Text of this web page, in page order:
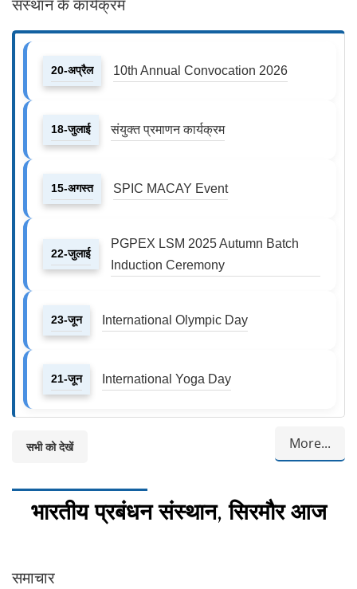
20-अप्रैल 10th Annual Convocation 2026
18-जुलाई संयुक्त प्रमाणन कार्यक्रम
15-अगस्त SPIC MACAY Event
22-जुलाई
PGPEX LSM 2025 Autumn Batch
Induction Ceremony
23-जून International Olympic Day
21-जून International Yoga Day
More...
सभी को देखें
भारतीय प्रबंधन संस्थान, सिरमौर आज
समाचार